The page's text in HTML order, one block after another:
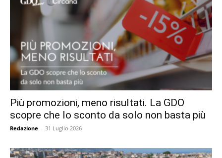
Più promozioni, meno risultati. La GDO
scopre che lo sconto da solo non basta più
Redazione - 31 Luglio 2026